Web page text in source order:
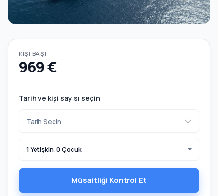
KIŞI BAŞI
969 €
Tarih ve kişi sayısı seçin
1 Yetişkin, 0 Çocuk
Müsaitliği Kontrol Et